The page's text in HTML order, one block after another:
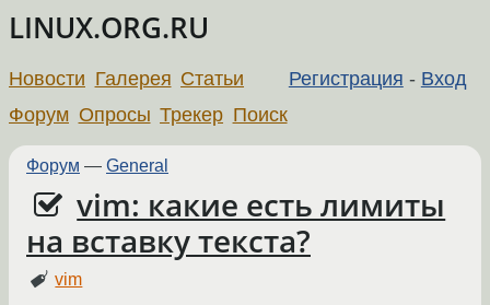
LINUX.ORG.RU
Регистрация - Вход
Новости Галерея Статьи
Форум Опросы Трекер Поиск
Форум — General
vim: какие есть лимиты
на вставку текста?
vim